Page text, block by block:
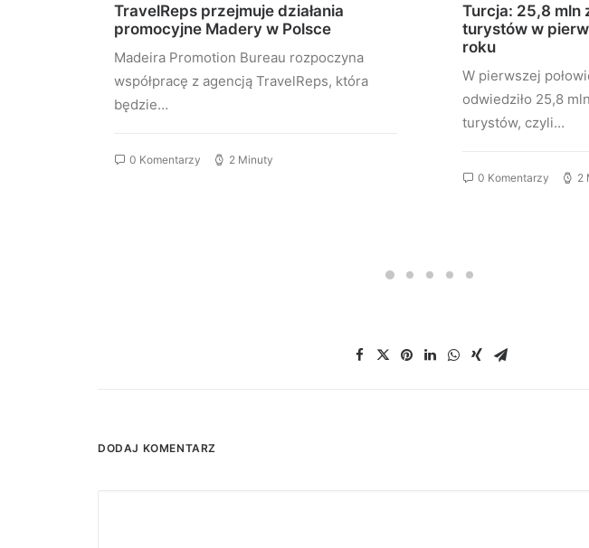
TravelReps przejmuje działania
promocyjne Madery w Polsce
Madeira Promotion Bureau rozpoczyna
współpracę z agencją TravelReps, która
będzie…
0 Komentarzy 2 Minuty
Turcja: 25,8 mln
turystów w
roku
W pierwszej
odwiedziło 25,8
turystów, czyli…
0 Komentarzy 2
DODAJ KOMENTARZ